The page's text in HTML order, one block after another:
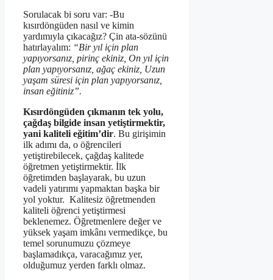
Sorulacak bi soru var: -Bu
kısırdöngüden nasıl ve kimin
yardımıyla çıkacağız? Çin ata-sözünü
hatırlayalım: “Bir yıl için plan
yapıyorsanız, pirinç ekiniz, On yıl için
plan yapıyorsanız, ağaç ekiniz, Uzun
yaşam süresi için plan yapıyorsanız,
insan eğitiniz”.
Kısırdöngüden çıkmanın tek yolu,
çağdaş bilgide insan yetiştirmektir,
yani kaliteli eğitim’dir. Bu girişimin
ilk adımı da, o öğrencileri
yetiştirebilecek, çağdaş kalitede
öğretmen yetiştirmektir. İlk
öğretimden başlayarak, bu uzun
vadeli yatırımı yapmaktan başka bir
yol yoktur. Kalitesiz öğretmenden
kaliteli öğrenci yetiştirmesi
beklenemez. Öğretmenlere değer ve
yüksek yaşam imkânı vermedikçe, bu
temel sorunumuzu çözmeye
başlamadıkça, varacağımız yer,
olduğumuz yerden farklı olmaz.